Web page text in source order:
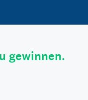
gewinnen.